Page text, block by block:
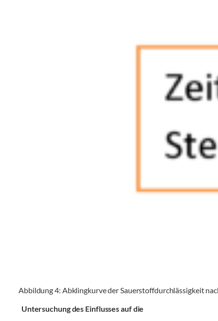
Abbildung 4: Abklingkurve der Sauerstoffdurchlässigkeit
Untersuchung des Einflusses auf die